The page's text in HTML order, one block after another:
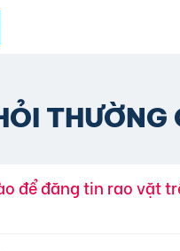
THƯỜNG
để đăng tin rao vặt